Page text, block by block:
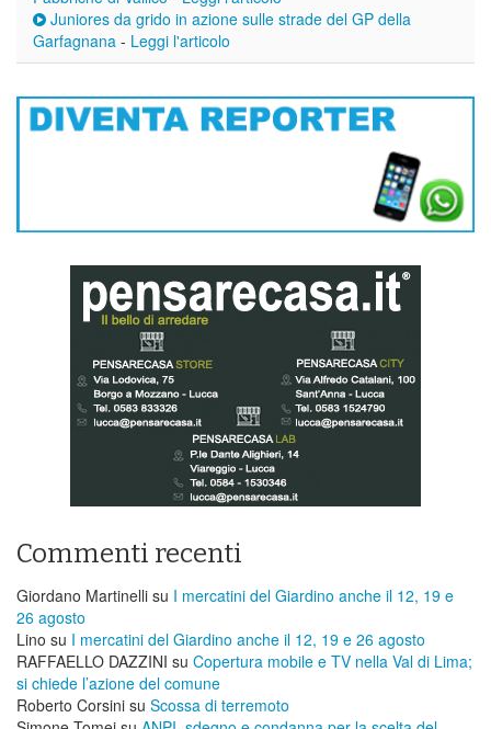
Juniores da grido in azione sulle strade del GP della
Garfagnana - Leggi l'articolo
Commenti recenti
Giordano Martinelli su I mercatini del Giardino anche il 12, 19 e
26 agosto
Lino su I mercatini del Giardino anche il 12, 19 e 26 agosto
RAFFAELLO DAZZINI su ​Copertura mobile e TV nella Val di Lima;
si chiede l’azione del comune
Roberto Corsini su Scossa di terremoto